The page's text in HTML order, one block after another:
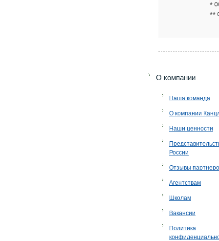
*
**
O компании
Наша команда
О компании
Наши ценности
России
Отзывы
Агентствам
Школам
Вакансии
Политика